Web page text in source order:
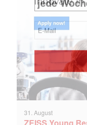
31. August